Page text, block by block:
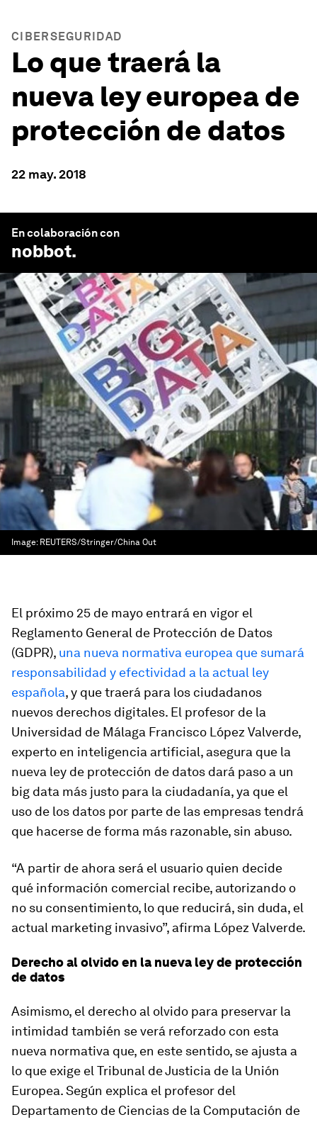
CIBERSEGURIDAD
Lo que traerá la
nueva ley europea de
protección de datos
22 may. 2018
En colaboración con
nobbot.
Image: REUTERS/Stringer/China Out
El próximo 25 de mayo entrará en vigor el
Reglamento General de Protección de Datos
(GDPR), una nueva normativa europea que sumará
responsabilidad y efectividad a la actual ley
española, y que traerá para los ciudadanos
nuevos derechos digitales. El profesor de la
Universidad de Málaga Francisco López Valverde,
experto en inteligencia artificial, asegura que la
nueva ley de protección de datos dará paso a un
big data más justo para la ciudadanía, ya que el
uso de los datos por parte de las empresas tendrá
que hacerse de forma más razonable, sin abuso.
“A partir de ahora será el usuario quien decide
qué información comercial recibe, autorizando o
no su consentimiento, lo que reducirá, sin duda, el
actual marketing invasivo”, afirma López Valverde.
Derecho al olvido en la nueva ley de protección
de datos
Asimismo, el derecho al olvido para preservar la
intimidad también se verá reforzado con esta
nueva normativa que, en este sentido, se ajusta a
lo que exige el Tribunal de Justicia de la Unión
Europea. Según explica el profesor del
Departamento de Ciencias de la Computación de